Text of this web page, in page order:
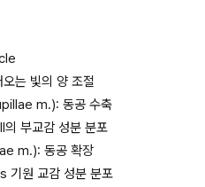
는 빛의 양 조절
m.): 동공 수축
부교감 성분 분포
m.): 동공 확장
원 교감 성분 분포